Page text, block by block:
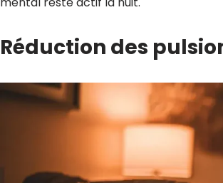
Réduction des